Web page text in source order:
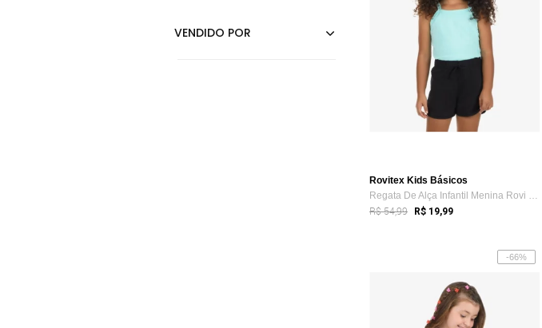
Rovitex Kids Básicos
Regata De Alça Infantil Menina Rovi Kids Azul
R$ 54,99 R$ 19,99
-66%